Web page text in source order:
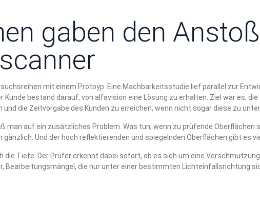
gaben den
mit einem Protoyp. Eine Machbarkeitsstudie lief parallel zur
Kunde bestand darauf, von alfavision eine Lösung zu erhalten. Ziel war es,
die Zeitvorgabe des Kunden zu erreichen, wenn nicht sogar diese zu
man auf ein zusätzliches Problem. Was tun, wenn zu prüfende Oberflächen
Und der hoch reflektierenden und spiegelnden Oberflächen gibt es
Tiefe. Der Prüfer erkennt dabei sofort, ob es sich um eine
Bearbeitungsmängel, die nur unter einer bestimmten Lichteinfallsrichtung